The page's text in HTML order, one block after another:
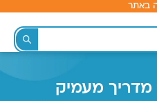
באתר
מדריך מעמיק